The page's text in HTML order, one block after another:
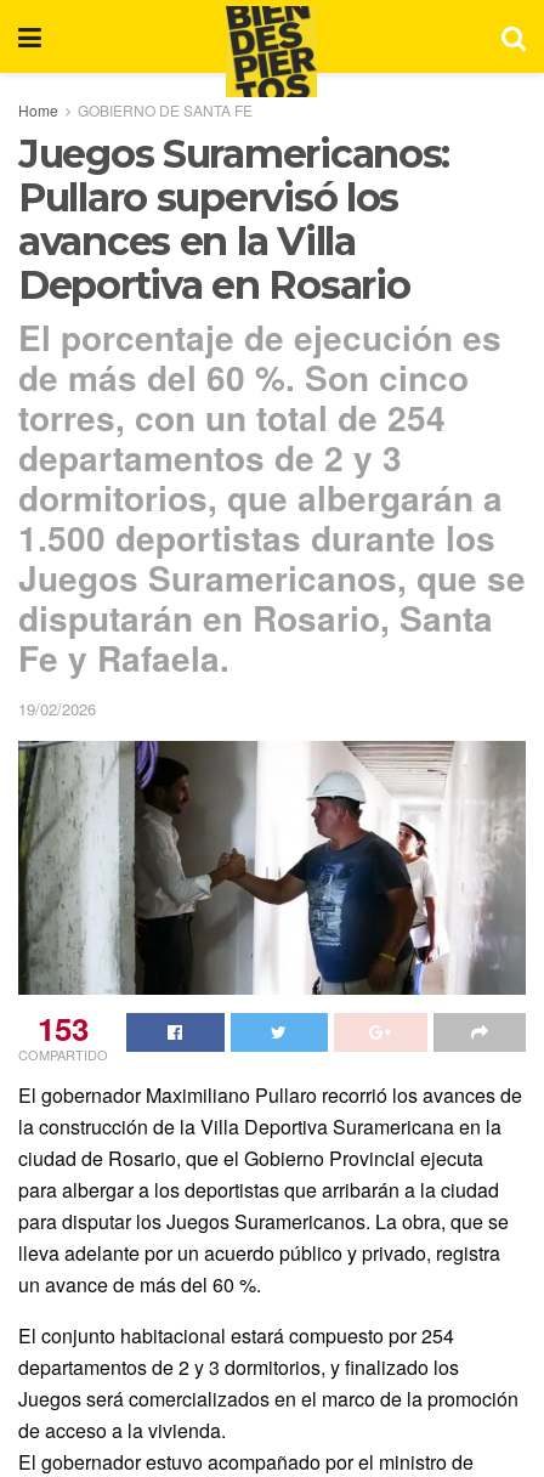
Home GOBIERNO DE SANTA FE
Juegos Suramericanos:
Pullaro supervisó los
avances en la Villa
Deportiva en Rosario
El porcentaje de ejecución es
de más del 60 %. Son cinco
torres, con un total de 254
departamentos de 2 y 3
dormitorios, que albergarán a
1.500 deportistas durante los
Juegos Suramericanos, que se
disputarán en Rosario, Santa
Fe y Rafaela.
19/02/2026
153
COMPARTIDO
El gobernador Maximiliano Pullaro recorrió los avances de
la construcción de la Villa Deportiva Suramericana en la
ciudad de Rosario, que el Gobierno Provincial ejecuta
para albergar a los deportistas que arribarán a la ciudad
para disputar los Juegos Suramericanos. La obra, que se
lleva adelante por un acuerdo público y privado, registra
un avance de más del 60 %.
El conjunto habitacional estará compuesto por 254
departamentos de 2 y 3 dormitorios, y finalizado los
Juegos será comercializados en el marco de la promoción
de acceso a la vivienda.
El gobernador estuvo acompañado por el ministro de